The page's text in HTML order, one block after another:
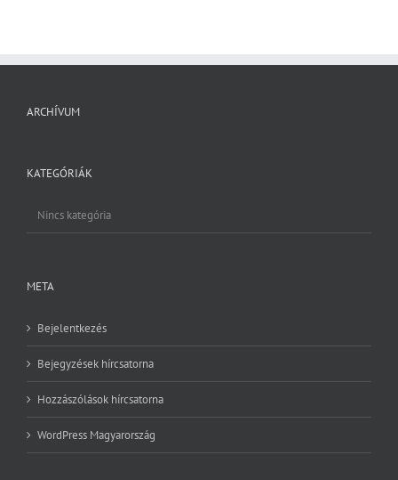
ARCHÍVUM
KATEGÓRIÁK
Nincs kategória
META
Bejelentkezés
Bejegyzések hírcsatorna
Hozzászólások hírcsatorna
WordPress Magyarország